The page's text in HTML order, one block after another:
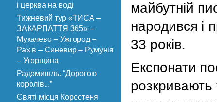
і церква на воді
Тижневий тур «ТИСА –
ЗАКАРПАТТЯ 365» –
Мукачево – Ужгород –
Рахів – Синевир – Румунія
– Угорщина
Радомишль. “Дорогою
королів...”
Святі місця Коростеня
майбутній
народився і
33 років.
Експонати
розкривають